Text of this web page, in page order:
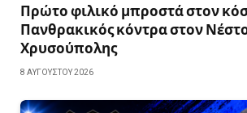
Πρώτο φιλικό μπροστά στον
Πανθρακικός κόντρα στον
Χρυσούπολης
8 ΑΥΓΟΎΣΤΟΥ 2026